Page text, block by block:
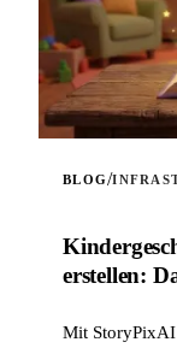
BLOG/
erstellen:
Mit